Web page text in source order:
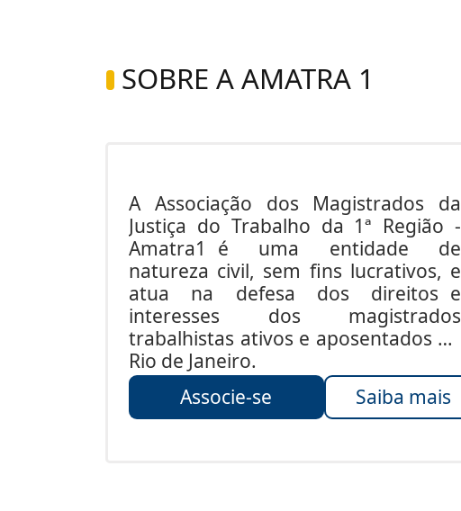
SOBRE A AMATRA 1
A Associação dos Magistrados da
Justiça do Trabalho da 1ª Região -
Amatra1 é uma entidade de
natureza civil, sem fins lucrativos, e
atua na defesa dos direitos e
interesses dos magistrados
trabalhistas ativos e aposentados do
Rio de Janeiro.
Associe-se
Saiba mais